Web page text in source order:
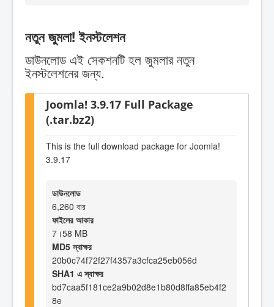
নতুন জুমলা! ইনস্টলেশন
ডাউনলোড এই সেকশনটি হল জুমলার নতুন
ইনস্টলেশনের জন্য.
Joomla! 3.9.17 Full Package
(.tar.bz2)
This is the full download package for Joomla!
3.9.17
ডাউনলোড
6,260 বার
ফাইলের আকার
7।58 MB
MD5 স্বাক্ষর
20b0c74f72f27f4357a3cfca25eb056d
SHA1 এ স্বাক্ষর
bd7caa5f181ce2a9b02d8e1b80d8ffa85eb4f2
8e